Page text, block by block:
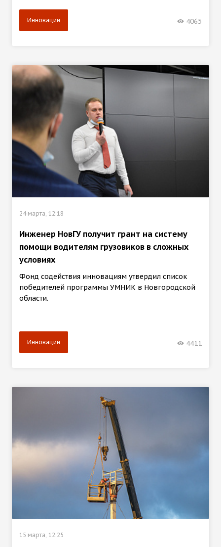
Инновации 4065
24 марта, 12:18
Инженер НовГУ получит грант на систему
помощи водителям грузовиков в сложных
условиях
Фонд содействия инновациям утвердил список
победителей программы УМНИК в Новгородской
области.
Инновации 4411
15 марта, 12:25